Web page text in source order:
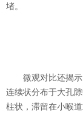
堵。
微观对比还揭示
连续状分布于大孔
柱状，滞留在小喉